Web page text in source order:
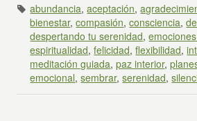
abundancia,aceptación,
bienestar,compasión,consciencia,
despertando tu serenidad,
espiritualidad,felicidad,flexibilidad,
meditación guiada,paz interior,
emocional,sembrar,serenidad,